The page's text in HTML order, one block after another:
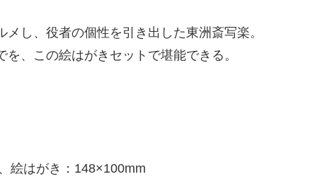
し、役者の個性を引き出した東洲斎写楽。
、この絵はがきセットで堪能できる。
絵はがき：148×100mm